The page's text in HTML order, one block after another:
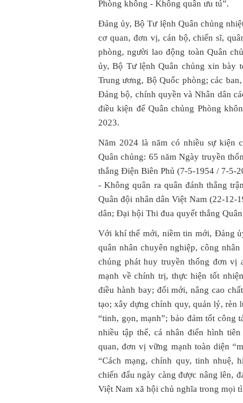
Phòng không - Không quân ưu tú”.
Đảng ủy, Bộ Tư lệnh Quân chủng
cơ quan, đơn vị, cán bộ, chiến sĩ,
phòng, người lao động toàn Quân
ủy, Bộ Tư lệnh Quân chủng xin bày
Trung ương, Bộ Quốc phòng; các
Đảng bộ, chính quyền và Nhân dân
điều kiện để Quân chủng Phòng
2023.
Năm 2024 là năm có nhiều sự kiện
Quân chủng: 65 năm Ngày truyền
thắng Điện Biên Phủ (7-5-1954 / 7-5-
- Không quân ra quân đánh thắng
Quân đội nhân dân Việt Nam (22-12-
dân; Đại hội Thi đua quyết thắng
Với khí thế mới, niềm tin mới, Đảng
quân nhân chuyên nghiệp, công
chủng phát huy truyền thống đơn vị
mạnh về chính trị, thực hiện tốt
điều hành bay; đổi mới, nâng cao
tạo; xây dựng chính quy, quản lý, rèn
“tinh, gọn, mạnh”; bảo đảm tốt công
nhiều tập thể, cá nhân điển hình
quan, đơn vị vững mạnh toàn diện
“Cách mạng, chính quy, tinh nhuệ,
chiến đấu ngày càng được nâng lên,
Việt Nam xã hội chủ nghĩa trong mọi